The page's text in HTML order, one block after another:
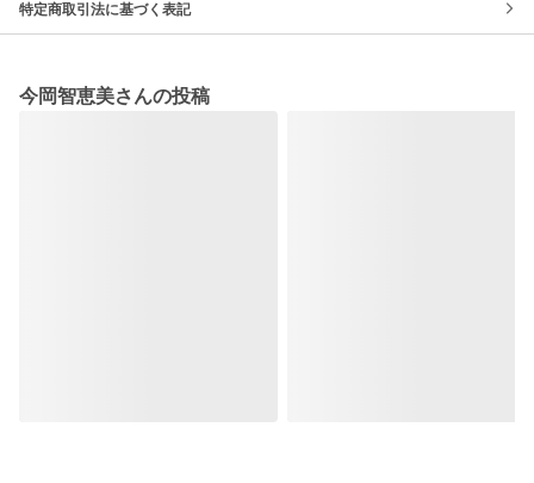
特定商取引法に基づく表記
今岡智恵美さんの投稿